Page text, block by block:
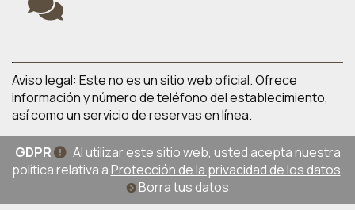
Aviso legal: Este no es un sitio web oficial. Ofrece
información y número de teléfono del establecimiento,
así como un servicio de reservas en línea.
GDPR
Al utilizar este sitio web, usted acepta nuestra
política relativa aProtección de la privacidad de los datos.
Borra tus datos